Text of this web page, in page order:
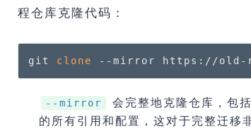
程仓库克隆代码：
git clone --mirror https://old-
--mirror
会完整地克隆仓库，包
的所有引用和配置，这对于完整迁移